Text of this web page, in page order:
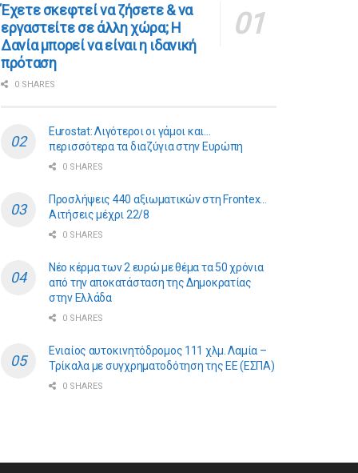
​​Έχετε σκεφτεί να ζήσετε & να
εργαστείτε σε άλλη χώρα; Η
Δανία μπορεί να είναι η ιδανική
πρόταση
0 SHARES
Eurostat: Λιγότεροι οι γάμοι και…
περισσότερα τα διαζύγια στην Ευρώπη
0 SHARES
Προσλήψεις 440 αξιωματικών στη Frontex…
Αιτήσεις μέχρι 22/8
0 SHARES
Νέο κέρμα των 2 ευρώ με θέμα τα 50 χρόνια
από την αποκατάσταση της Δημοκρατίας
στην Ελλάδα
0 SHARES
Ενιαίος αυτοκινητόδρομος 111 χλμ. Λαμία –
Τρίκαλα με συγχρηματοδότηση της ΕE (ΕΣΠΑ)
0 SHARES